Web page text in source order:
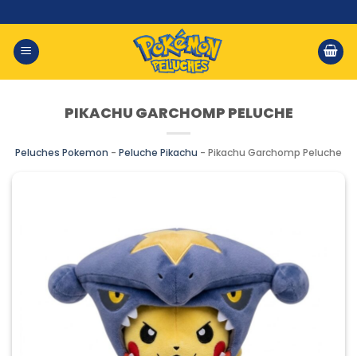
al
contenido
PIKACHU GARCHOMP PELUCHE
Peluches Pokemon - Peluche Pikachu - Pikachu Garchomp Peluche